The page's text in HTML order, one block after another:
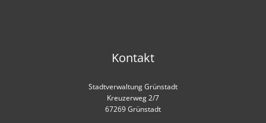
Kontakt
Stadtverwaltung Grünstadt
Kreuzerweg 2/7
67269 Grünstadt